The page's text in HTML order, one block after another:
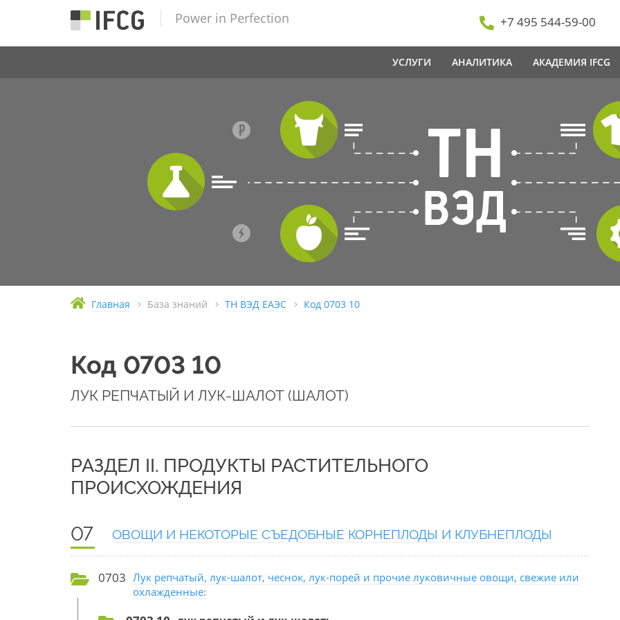
Power in Perfection +7 495 544-59-00
УСЛУГИ АНАЛИТИКА АКАДЕМИЯ IFCG
Главная База знаний ТН ВЭД ЕАЭС Код 0703 10
Код 0703 10
ЛУК РЕПЧАТЫЙ И ЛУК-ШАЛОТ (ШАЛОТ)
РАЗДЕЛ II. ПРОДУКТЫ РАСТИТЕЛЬНОГО
ПРОИСХОЖДЕНИЯ
07 ОВОЩИ И НЕКОТОРЫЕ СЪЕДОБНЫЕ КОРНЕПЛОДЫ И КЛУБНЕПЛОДЫ
0703 Лук репчатый, лук-шалот, чеснок, лук-порей и прочие луковичные овощи, свежие или
охлажденные: